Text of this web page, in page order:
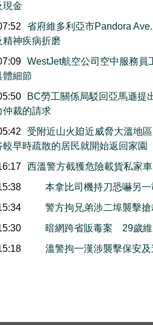
現金
省府維多利亞市Pandora
精神疾病折磨
WestJet航空公司空中服務員
體細節
BC勞工關係局駁回亞馬遜提
仲裁的請求
受附近山火廹近威脅大溫地
早時疏散的居民就開始返回家園
西溫警方截獲危險載貨私家
本拿比司機持刀恐嚇另
警方拘兄弟涉二埠襲擊
暗網跨省販毒案 29歲維
溫警拘一漢涉襲擊保安